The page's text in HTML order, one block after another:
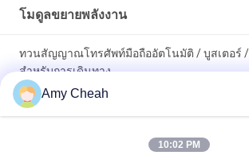
โมดูลขยายพลังงาน
ทวนสัญญาณโทรศัพท์มือถืออัตโนมัติ / บูสเตอร์ /
สำหรับการเดินทาง
เครื่องทวนสัญญาณโทรศัพท์มือถือแบบพกพาขนา
โทรศัพท์มือถือ GSM Signal Booster / Repeater
Amy Cheah
10:02 PM